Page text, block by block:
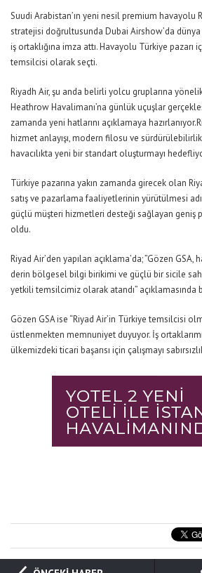
Suudi Arabistan’ın yeni nesil premium havayolu
stratejisi doğrultusunda Dubai Airshow’da
iş ortaklığına imza attı. Havayolu Türkiye pazarı
temsilcisi olarak seçti.
Riyadh Air, şu anda belirli yolcu gruplarına
Heathrow Havalimanı’na günlük uçuşlar
zamanda yeni hatlarını açıklamaya
hizmet anlayışı, modern filosu ve
havacılıkta yeni bir standart oluşturmayı
Türkiye pazarına yakın zamanda girecek olan
satış ve pazarlama faaliyetlerinin yürütülmesi
güçlü müşteri hizmetleri desteği sağlayan geniş
oldu.
Riyad Air’den yapılan açıklama’da; ”Gözen
derin bölgesel bilgi birikimi ve güçlü bir sicile
yetkili temsilcimiz olarak atandı” açıklamasında
Gözen GSA ise “Riyad Air’in Türkiye temsilcisi
üstlenmekten memnuniyet duyuyor. İş
ülkemizdeki ticari başarısı için çalışmayı